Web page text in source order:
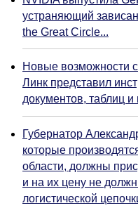
устраняющий
the Great Circle...
Новые возможности
Линк представил
документов, таблиц и
Губернатор
которые
области, должны
и на их цену не
логистической